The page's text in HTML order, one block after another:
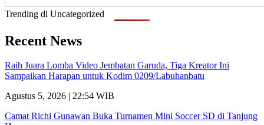
Trending di Uncategorized
Recent News
Raih Juara Lomba Video Jembatan Garuda, Tiga Kreator Ini
Sampaikan Harapan untuk Kodim 0209/Labuhanbatu
Agustus 5, 2026 | 22:54 WIB
Camat Richi Gunawan Buka Turnamen Mini Soccer SD di Tanjung